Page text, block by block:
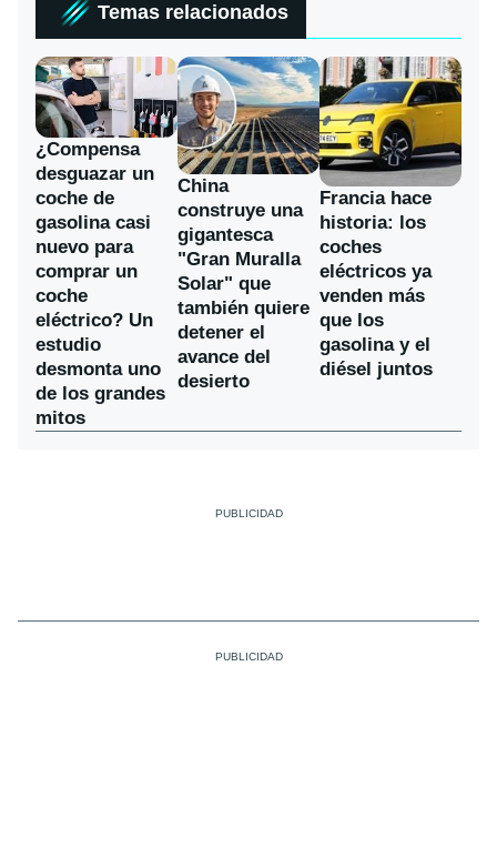
Temas relacionados
¿Compensa
desguazar un
coche de
gasolina casi
nuevo para
comprar un
coche
eléctrico? Un
estudio
desmonta uno
de los grandes
mitos
China
construye una
gigantesca
"Gran Muralla
Solar" que
también quiere
detener el
avance del
desierto
Francia hace
historia: los
coches
eléctricos ya
venden más
que los
gasolina y el
diésel juntos